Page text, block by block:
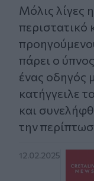
Μόλις λίγες
περιστατικό
πάρει ο
ένας οδηγός
κατήγγειλε
και
την
12.02.2025